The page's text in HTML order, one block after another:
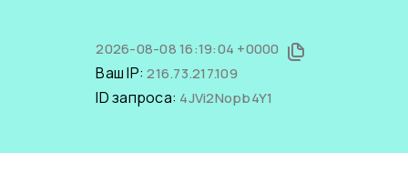
2026-08-08 16:19:04 +0000
Ваш IP:216.73.217.109
ID запроса: 4JVi2Nopb4Y1